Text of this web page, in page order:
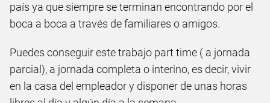
país ya que siempre se terminan encontrando por el
boca a boca a través de familiares o amigos.
Puedes conseguir este trabajo part time ( a jornada
parcial), a jornada completa o interino, es decir, vivir
en la casa del empleador y disponer de unas horas